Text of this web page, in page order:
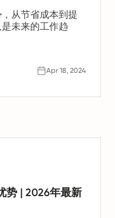
从节省成本到提
未来的工作趋
Apr 18, 2024
势 | 2026年最新